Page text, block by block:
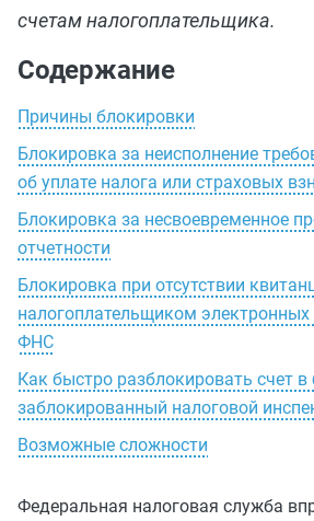
счетам налогоплательщика.
Содержание
Причины блокировки
Блокировка за неисполнение
об уплате налога или страховых
Блокировка за несвоевременное
отчетности
Блокировка при отсутствии
налогоплательщиком
ФНС
Как быстро разблокировать счет в
заблокированный налоговой
Возможные сложности
Федеральная налоговая служба